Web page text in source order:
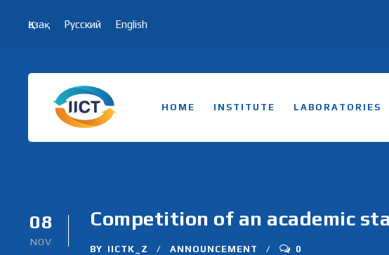
Қазақ Русский English
HOME INSTITUTE LABORATORIES
08
NOV
Competition of an academic
BY IICTK_Z ANNOUNCEMENT 0